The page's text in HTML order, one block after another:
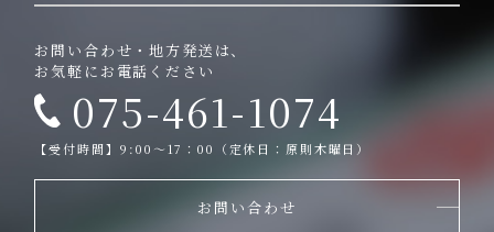
お問い合わせ・地方発送は、
お気軽にお電話ください
075-461-1074
【受付時間】9:00～17：00（定休日：原則木曜日）
お問い合わせ